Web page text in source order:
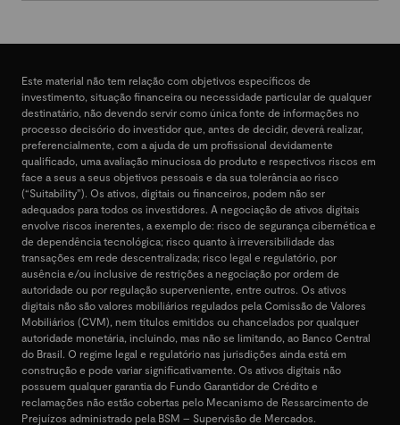
Este material não tem relação com objetivos específicos de
investimento, situação financeira ou necessidade particular de qualquer
destinatário, não devendo servir como única fonte de informações no
processo decisório do investidor que, antes de decidir, deverá realizar,
preferencialmente, com a ajuda de um profissional devidamente
qualificado, uma avaliação minuciosa do produto e respectivos riscos em
face a seus a seus objetivos pessoais e da sua tolerância ao risco
(“Suitability”). Os ativos, digitais ou financeiros, podem não ser
adequados para todos os investidores. A negociação de ativos digitais
envolve riscos inerentes, a exemplo de: risco de segurança cibernética e
de dependência tecnológica; risco quanto à irreversibilidade das
transações em rede descentralizada; risco legal e regulatório, por
ausência e/ou inclusive de restrições a negociação por ordem de
autoridade ou por regulação superveniente, entre outros. Os ativos
digitais não são valores mobiliários regulados pela Comissão de Valores
Mobiliários (CVM), nem títulos emitidos ou chancelados por qualquer
autoridade monetária, incluindo, mas não se limitando, ao Banco Central
do Brasil. O regime legal e regulatório nas jurisdições ainda está em
construção e pode variar significativamente. Os ativos digitais não
possuem qualquer garantia do Fundo Garantidor de Crédito e
reclamações não estão cobertas pelo Mecanismo de Ressarcimento de
Prejuízos administrado pela BSM – Supervisão de Mercados.